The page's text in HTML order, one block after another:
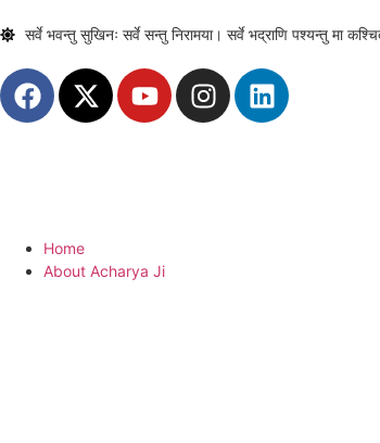
सर्वे भवन्तु सुखिनः सर्वे सन्तु निरामया। सर्वे भद्राणि पश्यन्तु मा
Home
About Acharya Ji